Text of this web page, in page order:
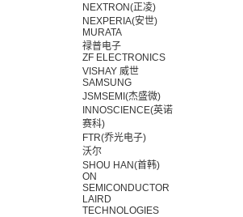
NEXTRON(正凌)
NEXPERIA(安世)
MURATA
禄普电子
ZF ELECTRONICS
VISHAY 威世
SAMSUNG
JSMSEMI(杰盛微)
INNOSCIENCE(英诺
赛科)
FTR(乔光电子)
沃尔
SHOU HAN(首韩)
ON
SEMICONDUCTOR
LAIRD
TECHNOLOGIES